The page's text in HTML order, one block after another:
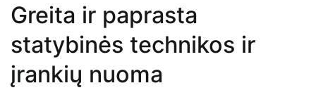
Greita ir paprasta
statybinės technikos ir
įrankių nuoma